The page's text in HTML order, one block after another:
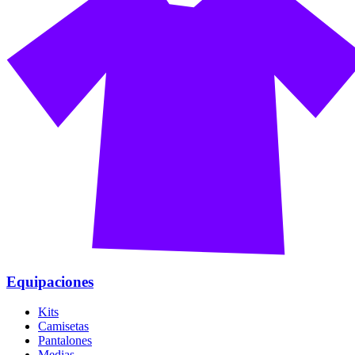
Equipaciones
Kits
Camisetas
Pantalones